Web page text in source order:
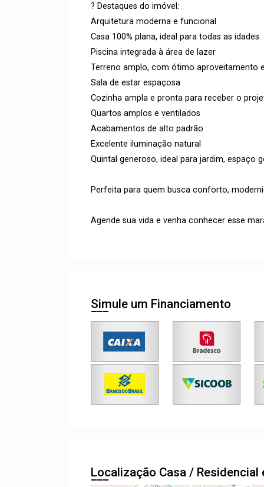
? Destaques do imóvel:
Arquitetura moderna e funcional
Casa 100% plana, ideal para todas as idades
Piscina integrada à área de lazer
Terreno amplo, com ótimo aproveitamento
Sala de estar espaçosa
Cozinha ampla e pronta para receber o
Quartos amplos e ventilados
Acabamentos de alto padrão
Excelente iluminação natural
Quintal generoso, ideal para jardim, espaço
Perfeita para quem busca conforto,
Agende sua vida e venha conhecer esse
Simule um Financiamento
Localização Casa / Residencial